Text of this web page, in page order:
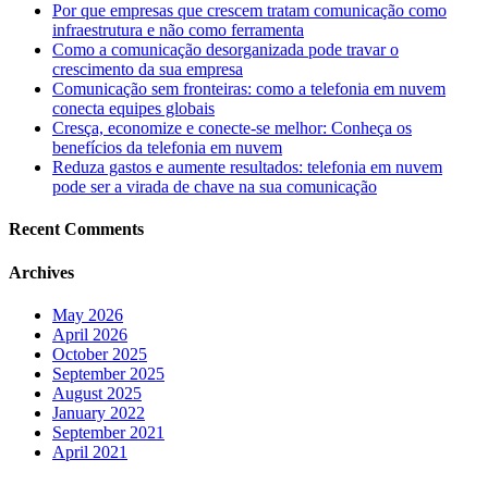
Por que empresas que crescem tratam comunicação como
infraestrutura e não como ferramenta
Como a comunicação desorganizada pode travar o
crescimento da sua empresa
Comunicação sem fronteiras: como a telefonia em nuvem
conecta equipes globais
Cresça, economize e conecte-se melhor: Conheça os
benefícios da telefonia em nuvem
Reduza gastos e aumente resultados: telefonia em nuvem
pode ser a virada de chave na sua comunicação
Recent Comments
Archives
May 2026
April 2026
October 2025
September 2025
August 2025
January 2022
September 2021
April 2021